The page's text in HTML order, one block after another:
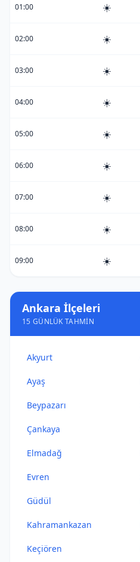
01:00 ☀️
02:00 ☀️
03:00 ☀️
04:00 ☀️
05:00 ☀️
06:00 ☀️
07:00 ☀️
08:00 ☀️
09:00 ☀️
Ankara İlçeleri
15 GÜNLÜK TAHMIN
Akyurt
Ayaş
Beypazarı
Çankaya
Elmadağ
Evren
Güdül
Kahramankazan
Keçiören